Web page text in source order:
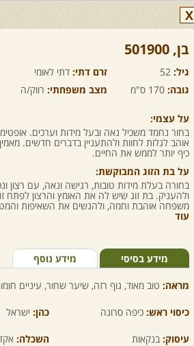
X
בן,‏ 501900
גיל: 52 זרם דתי: דתי לאומי
גובה: 170 ס"מ מצב משפחתי: רווק/ה
על עצמי:
בחור נחמד משכיל נאה ובעל מידות וערכים.
אוהב לגלות לחוות ולהתעניין בדברים חדשים.
כיף יותר לממש את החיים.
על בת הזוג המבוקשת:
בחורה בעלת מידות טובות, רגישה ונאה, עם רצון
ולהעניק. בת זוג שיש לה את האומץ והרצון לפתח
משפחה אוהבת וחמה, ולהגשים את השאיפות
עוד
מידע בסיסי מידע נוסף
מראה: טוב מאוד, גוף רזה, שיער שחור, עיניים
כיסוי ראש: כיפה סרוגה כהן: ישראל
עיסוק: בנקאות השכלה: